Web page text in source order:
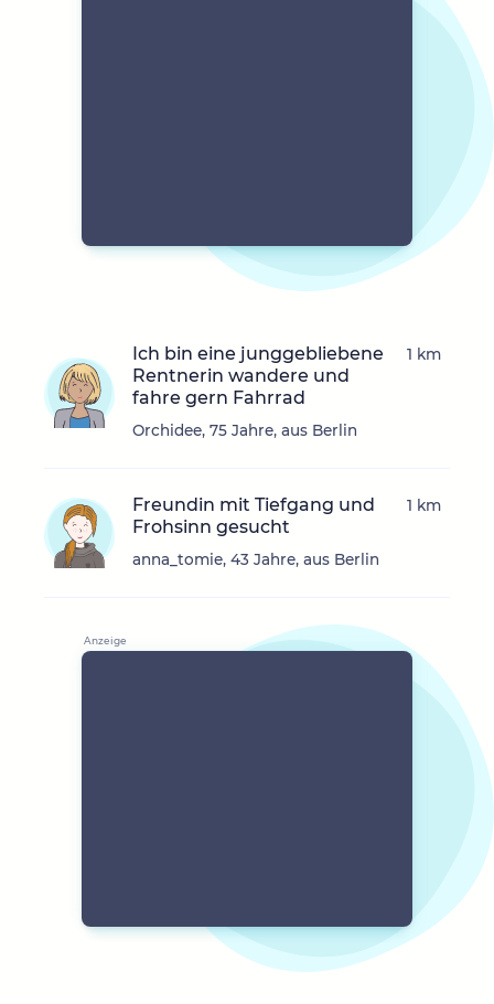
Ich bin eine junggebliebene
Rentnerin wandere und
fahre gern Fahrrad
Orchidee, 75 Jahre, aus Berlin
1 km
Freundin mit Tiefgang und
Frohsinn gesucht
anna_tomie, 43 Jahre, aus Berlin
1 km